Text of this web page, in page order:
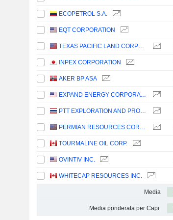
ECOPETROL S.A.
EQT CORPORATION
TEXAS PACIFIC LAND CORPORATION
INPEX CORPORATION
AKER BP ASA
EXPAND ENERGY CORPORATION
PTT EXPLORATION AND PRODUCTION
PERMIAN RESOURCES CORPORATION
TOURMALINE OIL CORP.
OVINTIV INC.
WHITECAP RESOURCES INC.
Media
Media ponderata per Capi.